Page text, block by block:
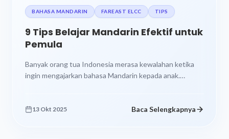
BAHASA MANDARIN FAREAST ELCC TIPS
9 Tips Belajar Mandarin Efektif untuk
Pemula
Banyak orang tua Indonesia merasa kewalahan ketika
ingin mengajarkan bahasa Mandarin kepada anak.
13 Okt 2025 Baca Selengkapnya